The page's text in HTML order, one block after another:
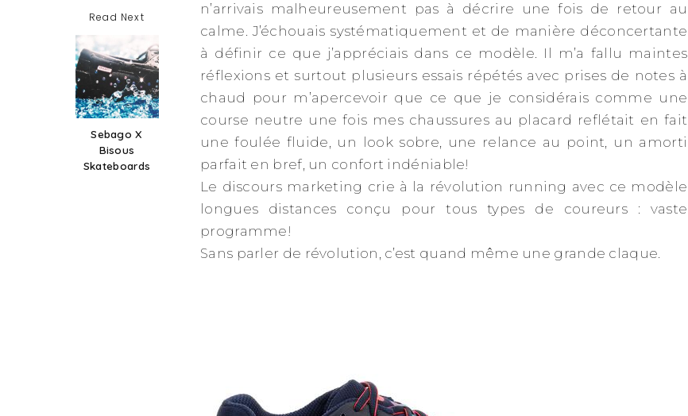
Read Next
Sebago X
Bisous
Skateboards
n’arrivais malheureusement pas à décrire une fois de retour au
calme. J’échouais systématiquement et de manière déconcertante
à définir ce que j’appréciais dans ce modèle. Il m’a fallu maintes
réflexions et surtout plusieurs essais répétés avec prises de notes à
chaud pour m’apercevoir que ce que je considérais comme une
course neutre une fois mes chaussures au placard reflétait en fait
une foulée fluide, un look sobre, une relance au point, un amorti
parfait en bref, un confort indéniable!
Le discours marketing crie à la révolution running avec ce modèle
longues distances conçu pour tous types de coureurs : vaste
programme!
Sans parler de révolution, c’est quand même une grande claque.